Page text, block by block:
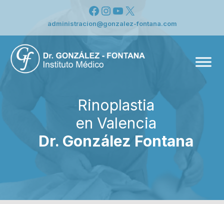
contenido
Facebook
Instagram
YouTube
X
administracion@gonzalez-fontana.com
Rinoplastia
en Valencia
Dr. González Fontana